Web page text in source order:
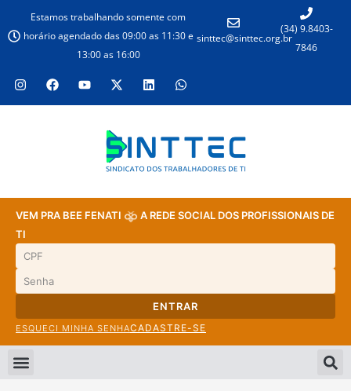
Estamos trabalhando somente com
horário agendado das 09:00 as 11:30 e
13:00 as 16:00
sinttec@sinttec.org.br
(34) 9.8403-
7846
VEM PRA BEE FENATI
A REDE SOCIAL DOS PROFISSIONAIS DE
TI
ENTRAR
ESQUECI MINHA SENHACADASTRE-SE